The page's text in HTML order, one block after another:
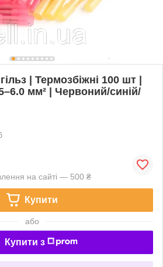
| Термозбіжні 100 шт |
мм² | Червоний/синій/
на сайті — 500 ₴
Купити
або
Купити з